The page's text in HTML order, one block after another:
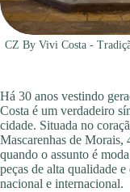
CZ By Vivi Costa -
Há 30 anos vestindo
Costa é um verdadeiro
cidade. Situada no
Mascarenhas de Morais,
quando o assunto é
peças de alta qualidade
nacional e internacional.